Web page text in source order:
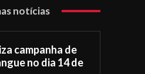
notícias
campanha de
no dia 14 de